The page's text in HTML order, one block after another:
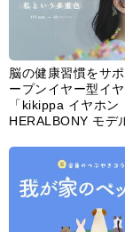
脳の健康習慣をサ
ープンイヤー型イ
「kikippa イヤホン
HERALBONY モデ